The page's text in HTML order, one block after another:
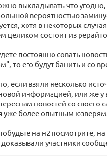
выкладывать что угодно,
вероятностью
хотя в некоторых
целиком состоит из
постоянно совать
то его будут банить и со
если взяли несколько
информацией, или же у
новостей со своего
уже более опытным юзверям.
на н2 посмотрите,
доказывали участники